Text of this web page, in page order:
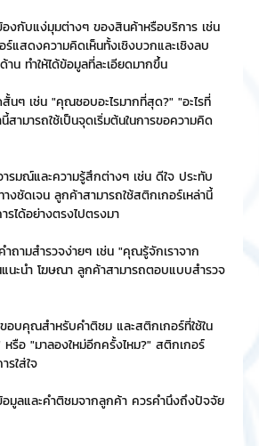
งกับแง่มุมต่างๆ ของสินค้าหรือบริการ เช่น
แสดงความคิดเห็นทั้งเชิงบวกและเชิงลบ
น ทำให้ได้ข้อมูลที่ละเอียดมากขึ้น
ๆ เช่น "คุณชอบอะไรมากที่สุด?" "อะไรที่
สามารถใช้เป็นจุดเริ่มต้นในการขอความคิด
มณ์และความรู้สึกต่างๆ เช่น ดีใจ ประทับ
ชัดเจน ลูกค้าสามารถใช้สติกเกอร์เหล่านี้
ได้อย่างตรงไปตรงมา
ถามสำรวจง่ายๆ เช่น "คุณรู้จักเราจาก
นะนำ โฆษณา ลูกค้าสามารถตอบแบบสำรวจ
บคุณสำหรับคำติชม และสติกเกอร์ที่ใช้ใน
รือ "มาลองใหม่อีกครั้งไหม?" สติกเกอร์
รใส่ใจ
อมูลและคำติชมจากลูกค้า ควรคำนึงถึงปัจจัย